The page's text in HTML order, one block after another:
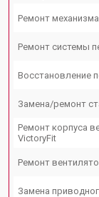
Ремонт механизма
Ремонт системы
Восстановление
Замена/ремонт
Ремонт корпуса
VictoryFit
Ремонт
Замена